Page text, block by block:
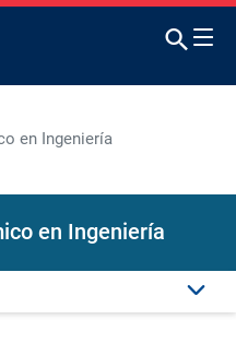
en Ingeniería
en Ingeniería